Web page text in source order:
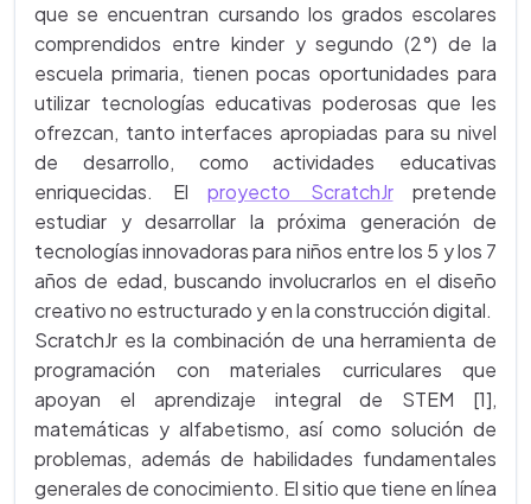
que se encuentran cursando los grados escolares
comprendidos entre kinder y segundo (2°) de la
escuela primaria, tienen pocas oportunidades para
utilizar tecnologías educativas poderosas que les
ofrezcan, tanto interfaces apropiadas para su nivel
de desarrollo, como actividades educativas
enriquecidas. El proyecto ScratchJrpretende
estudiar y desarrollar la próxima generación de
tecnologías innovadoras para niños entre los 5 y los 7
años de edad, buscando involucrarlos en el diseño
creativo no estructurado y en la construcción digital.
ScratchJr es la combinación de una herramienta de
programación con materiales curriculares que
apoyan el aprendizaje integral de STEM [1],
matemáticas y alfabetismo, así como solución de
problemas, además de habilidades fundamentales
generales de conocimiento. El sitio que tiene en línea